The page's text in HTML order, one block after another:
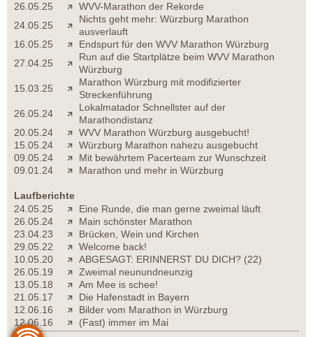
26.05.25
WVV-Marathon der Rekorde
24.05.25
Nichts geht mehr: Würzburg Marathon
ausverlauft
16.05.25
Endspurt für den WVV Marathon Würzburg
27.04.25
Run auf die Startplätze beim WVV Marathon
Würzburg
15.03.25
Marathon Würzburg mit modifizierter
Streckenführung
26.05.24
Lokalmatador Schnellster auf der
Marathondistanz
20.05.24
WVV Marathon Würzburg ausgebucht!
15.05.24
Würzburg Marathon nahezu ausgebucht
09.05.24
Mit bewährtem Pacerteam zur Wunschzeit
09.01.24
Marathon und mehr in Würzburg
Laufberichte
24.05.25
Eine Runde, die man gerne zweimal läuft
26.05.24
Main schönster Marathon
23.04.23
Brücken, Wein und Kirchen
29.05.22
Welcome back!
10.05.20
ABGESAGT: ERINNERST DU DICH? (22)
26.05.19
Zweimal neunundneunzig
13.05.18
Am Mee is schee!
21.05.17
Die Hafenstadt in Bayern
12.06.16
Bilder vom Marathon in Würzburg
12.06.16
(Fast) immer im Mai